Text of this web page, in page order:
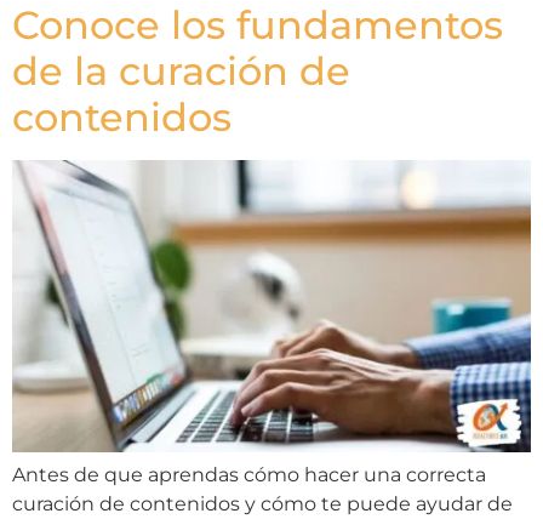
Conoce los fundamentos
de la curación de
contenidos
Antes de que aprendas cómo hacer una correcta
curación de contenidos y cómo te puede ayudar de